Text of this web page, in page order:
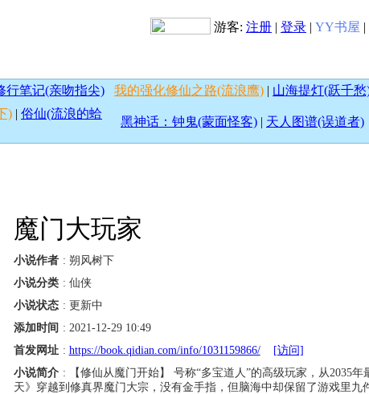
游客: 注册 | 登录 | YY书屋 |
行笔记(亲吻指尖) 我的强化修仙之路(流浪鹰) | 山海提灯(跃千愁
) | 俗仙(流浪的蛤
黑神话：钟鬼(蒙面怪客) | 天人图谱(误道者)
魔门大玩家
小说作者 : 朔风树下
小说分类 : 仙侠
小说状态 : 更新中
添加时间 : 2021-12-29 10:49
首发网址 : https://book.qidian.com/info/1031159866/
[访问]
小说简介 : 【修仙从魔门开始】 号称“多宝道人”的高级玩家，从2035
天》穿越到修真界魔门大宗，没有金手指，但脑海中却保留了游戏里